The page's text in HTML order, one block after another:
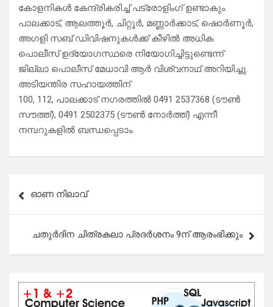
കോളനികൾ കേന്ദ്രികരിച്ച് പട്രോളിംഗ് ഉണ്ടാകും.
പാലക്കാട്‌, ആലത്തൂർ, ചിറ്റൂർ, മണ്ണാർക്കാട്, ഷൊർണൂർ,
അഗളി സബ് ഡിവിഷനുകൾക്ക് കീഴിൽ അധിക
പൊലീസ് ഉദ്യോഗസ്ഥരെ നിയോഗിച്ചിട്ടുണ്ടെന്ന്
ജില്ലാ പൊലീസ് മേധാവി ആർ വിശ്വനാഥ് അറിയിച്ചു.
അടിയന്തിര സഹായത്തിന്
100, 112, പാലക്കാട് നഗരത്തിൽ 0491 2537368 (ടൗൺ
സൗത്ത്), 0491 2502375 (ടൗൺ നോർത്ത്) എന്നീ
നമ്പറുകളിൽ ബന്ധപ്പെടാം.
navigation
ഓണ നിലാവ്
ചതുർദിന ചിത്രകലാ പ്രദർശനം 9ന് ആരംഭിക്കും